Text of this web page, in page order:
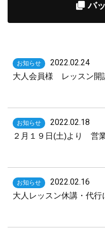
バ
お知らせ 2022.02.24
大人会員様 レッスン開
お知らせ 2022.02.18
２月１９日(土)より 営
お知らせ 2022.02.16
大人レッスン休講・代